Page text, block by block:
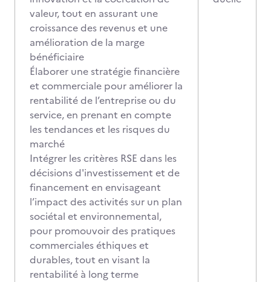
valeur, tout en assurant une
croissance des revenus et une
amélioration de la marge
bénéficiaire
Élaborer une stratégie financière
et commerciale pour améliorer la
rentabilité de l’entreprise ou du
service, en prenant en compte
les tendances et les risques du
marché
Intégrer les critères RSE dans les
décisions d'investissement et de
financement en envisageant
l’impact des activités sur un plan
sociétal et environnemental,
pour promouvoir des pratiques
commerciales éthiques et
durables, tout en visant la
rentabilité à long terme